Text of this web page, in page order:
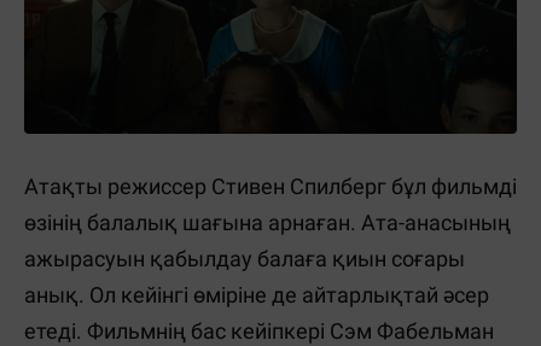
Атақты режиссер Стивен Спилберг бұл фильмді
өзінің балалық шағына арнаған. Ата-анасының
ажырасуын қабылдау балаға қиын соғары
анық. Ол кейінгі өміріне де айтарлықтай әсер
етеді. Фильмнің бас кейіпкері Сэм Фабельман